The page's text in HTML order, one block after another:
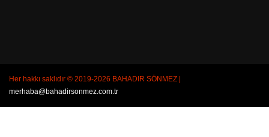
Her hakkı saklıdır © 2019-2026 BAHADIR SÖNMEZ |
merhaba@bahadirsonmez.com.tr